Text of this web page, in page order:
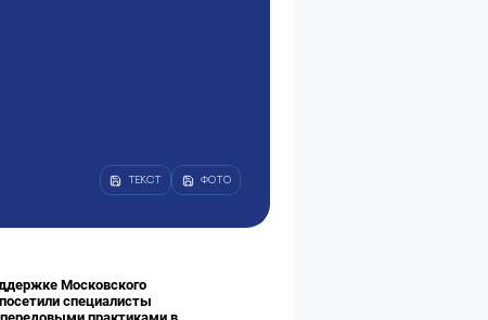
ТЕКСТ ФОТО
Московского
специалисты